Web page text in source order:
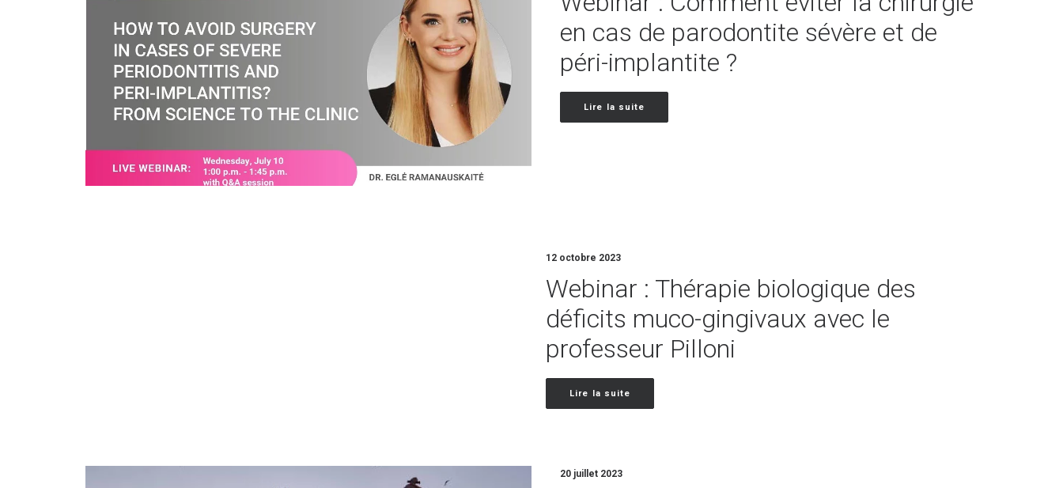
en cas de parodontite sévère et de
péri-implantite ?
Lire la suite
12 octobre 2023
Webinar : Thérapie biologique des
déficits muco-gingivaux avec le
professeur Pilloni
Lire la suite
20 juillet 2023